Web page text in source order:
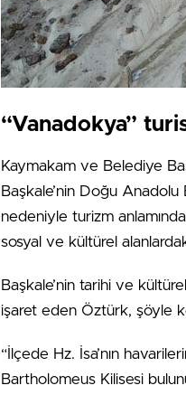
“Vanadokya”
Kaymakam ve Belediye
Başkale’nin Doğu
nedeniyle turizm
sosyal ve kültürel
Başkale’nin tarihi ve
işaret eden Öztürk, şöyle
“İlçede Hz. İsa’nın
Bartholomeus Kilisesi